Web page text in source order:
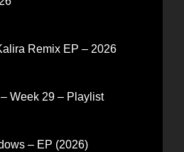
Remix EP – 2026
Week 29 – Playlist
– EP (2026)